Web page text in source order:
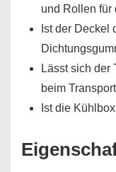
und Rollen für
Ist der Deckel
Lässt sich der
beim
Ist die